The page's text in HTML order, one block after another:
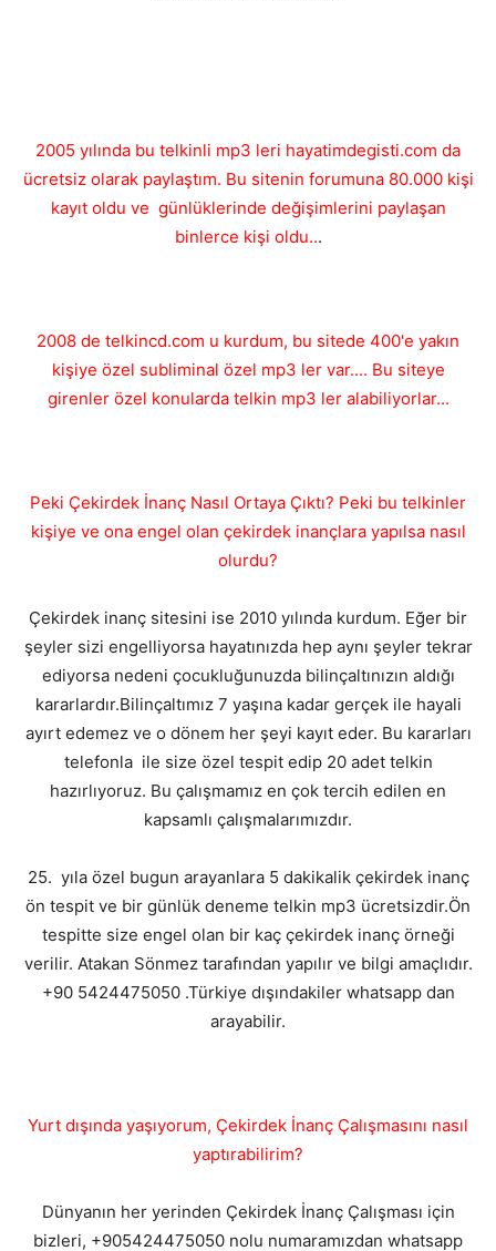
2005 yılında bu telkinli mp3 leri hayatimdegisti.com da
ücretsiz olarak paylaştım. Bu sitenin forumuna 80.000 kişi
kayıt oldu ve günlüklerinde değişimlerini paylaşan
binlerce kişi oldu...
2008 de telkincd.com u kurdum, bu sitede 400'e yakın
kişiye özel subliminal özel mp3 ler var.... Bu siteye
girenler özel konularda telkin mp3 ler alabiliyorlar...
Peki Çekirdek İnanç Nasıl Ortaya Çıktı? Peki bu telkinler
kişiye ve ona engel olan çekirdek inançlara yapılsa nasıl
olurdu?
Çekirdek inanç sitesini ise 2010 yılında kurdum. Eğer bir
şeyler sizi engelliyorsa hayatınızda hep aynı şeyler tekrar
ediyorsa nedeni çocukluğunuzda bilinçaltınızın aldığı
kararlardır.Bilinçaltımız 7 yaşına kadar gerçek ile hayali
ayırt edemez ve o dönem her şeyi kayıt eder. Bu kararları
telefonla ile size özel tespit edip 20 adet telkin
hazırlıyoruz. Bu çalışmamız en çok tercih edilen en
kapsamlı çalışmalarımızdır.
25. yıla özel bugun arayanlara 5 dakikalik çekirdek inanç
ön tespit ve bir günlük deneme telkin mp3 ücretsizdir.Ön
tespitte size engel olan bir kaç çekirdek inanç örneği
verilir. Atakan Sönmez tarafından yapılır ve bilgi amaçlıdır.
+90 5424475050 .Türkiye dışındakiler whatsapp dan
arayabilir.
Yurt dışında yaşıyorum, Çekirdek İnanç Çalışmasını nasıl
yaptırabilirim?
Dünyanın her yerinden Çekirdek İnanç Çalışması için
bizleri, +905424475050 nolu numaramızdan whatsapp